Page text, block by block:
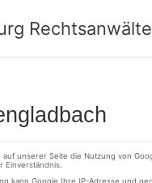
Rechtsanwälte